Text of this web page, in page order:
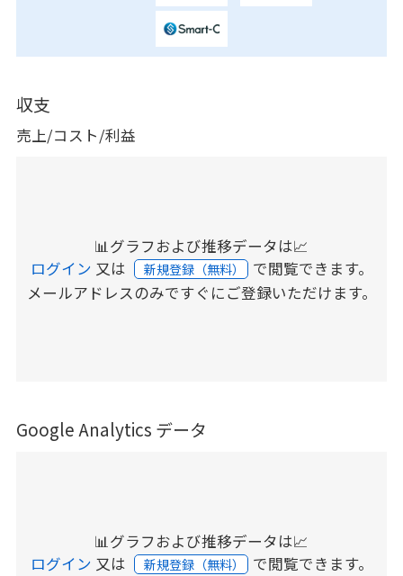
収支
売上/コスト/利益
📊グラフおよび推移データは📈
ログイン 又は 新規登録（無料） で閲覧できます。
メールアドレスのみですぐにご登録いただけます。
Google Analytics データ
📊グラフおよび推移データは📈
ログイン 又は 新規登録（無料） で閲覧できます。